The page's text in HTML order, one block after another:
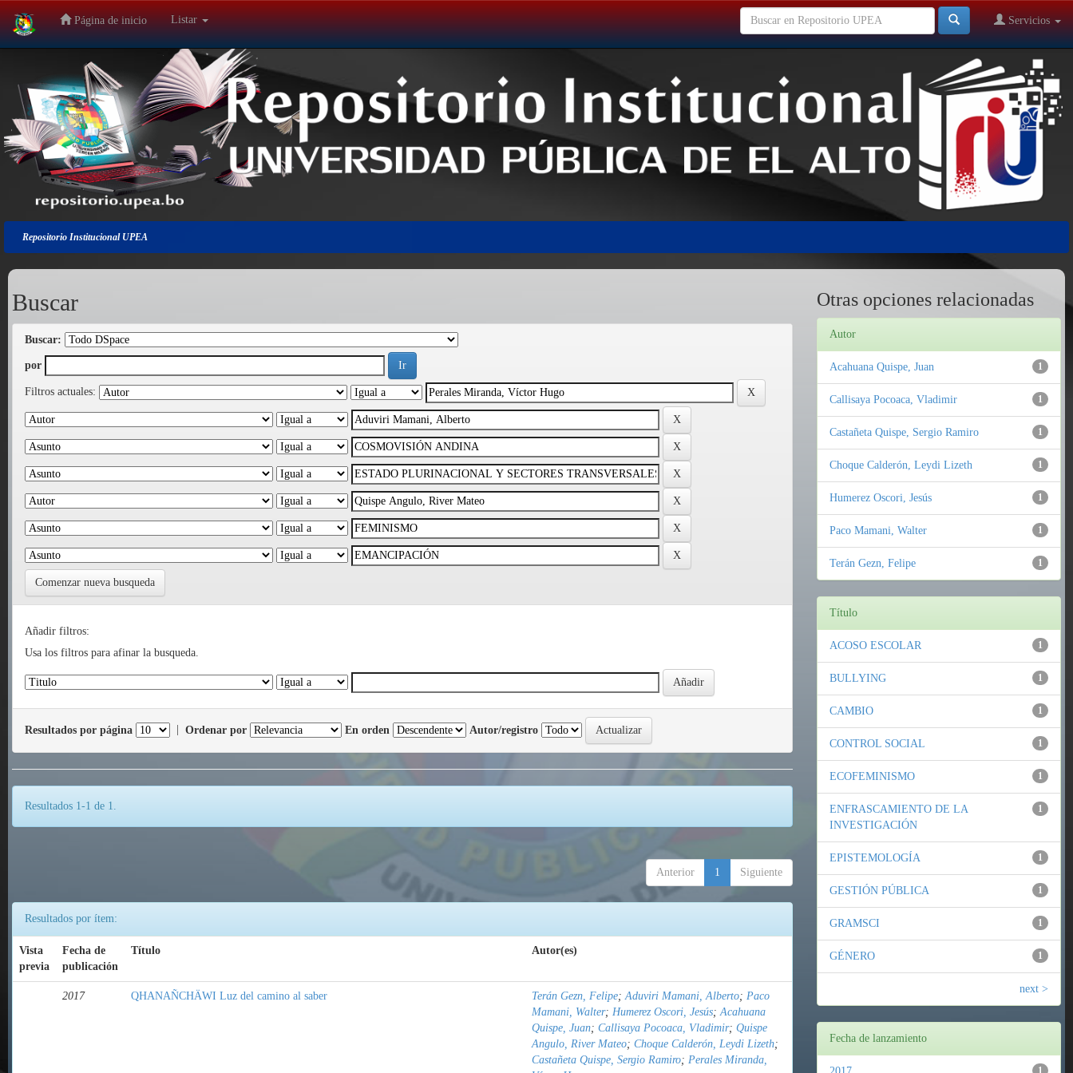
Salir
navegación
Página de inicio Listar Servicios
Repositorio Institucional UPEA
Buscar
Buscar:
por
Filtros actuales:
Comenzar nueva busqueda
Añadir filtros:
Usa los filtros para afinar la busqueda.
Resultados por página Ordenar por En orden Autor/registro
Resultados 1-1 de 1.
Anterior 1 Siguiente
Resultados por ítem:
Vista
previa
Fecha de
publicación
Título Autor(es)
2017 QHANAÑCHÄWI Luz del camino al saber Terán Gezn, Felipe;Aduviri Mamani, Alberto; Paco
Mamani, Walter; Humerez Oscori, Jesús;Acahuana
Quispe, Juan; Callisaya Pocoaca, Vladimir; Quispe
Angulo, River Mateo; Choque Calderón, Leydi Lizeth;
Castañeta Quispe, Sergio Ramiro; Perales Miranda,
Otras opciones relacionadas
Autor
1
Acahuana Quispe, Juan
1
Callisaya Pocoaca, Vladimir
1
Castañeta Quispe, Sergio Ramiro
1
Choque Calderón, Leydi Lizeth
1
Humerez Oscori, Jesús
1
Paco Mamani, Walter
1
Terán Gezn, Felipe
Título
1
ACOSO ESCOLAR
1
BULLYING
1
CAMBIO
1
CONTROL SOCIAL
1
ECOFEMINISMO
1
ENFRASCAMIENTO DE LA
INVESTIGACIÓN
1
EPISTEMOLOGÍA
1
GESTIÓN PÚBLICA
1
GRAMSCI
1
GÉNERO
next >
Fecha de lanzamiento